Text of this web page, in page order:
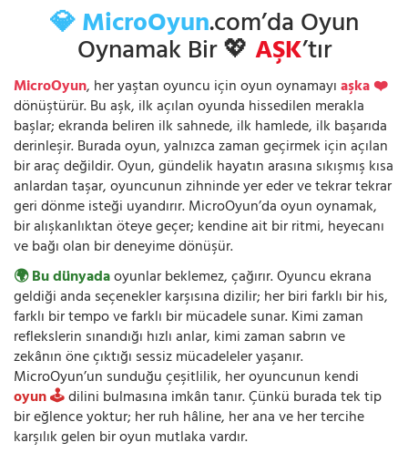
💎 MicroOyun.com’da Oyun
Oynamak Bir 💖AŞK’tır
MicroOyun, her yaştan oyuncu için oyun oynamayıaşka ❤️
dönüştürür. Bu aşk, ilk açılan oyunda hissedilen merakla
başlar; ekranda beliren ilk sahnede, ilk hamlede, ilk başarıda
derinleşir. Burada oyun, yalnızca zaman geçirmek için açılan
bir araç değildir. Oyun, gündelik hayatın arasına sıkışmış kısa
anlardan taşar, oyuncunun zihninde yer eder ve tekrar tekrar
geri dönme isteği uyandırır. MicroOyun’da oyun oynamak,
bir alışkanlıktan öteye geçer; kendine ait bir ritmi, heyecanı
ve bağı olan bir deneyime dönüşür.
🌍 Bu dünyadaoyunlar beklemez, çağırır. Oyuncu ekrana
geldiği anda seçenekler karşısına dizilir; her biri farklı bir his,
farklı bir tempo ve farklı bir mücadele sunar. Kimi zaman
reflekslerin sınandığı hızlı anlar, kimi zaman sabrın ve
zekânın öne çıktığı sessiz mücadeleler yaşanır.
MicroOyun’un sunduğu çeşitlilik, her oyuncunun kendi
oyun 🕹️dilini bulmasına imkân tanır. Çünkü burada tek tip
bir eğlence yoktur; her ruh hâline, her ana ve her tercihe
karşılık gelen bir oyun mutlaka vardır.